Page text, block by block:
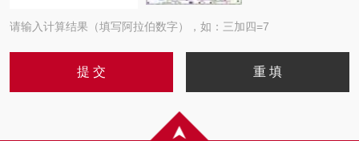
请输入计算结果（填写阿拉伯数字），如：三加四=7